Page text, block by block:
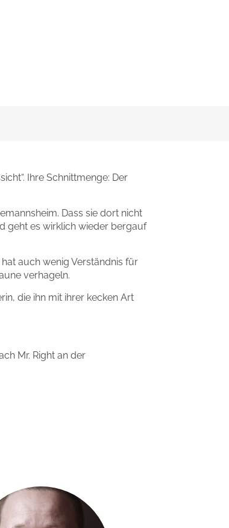
Ihre Schnittmenge: Der
Dass sie dort nicht
geht es wirklich wieder bergauf
auch wenig Verständnis für
verhageln.
die ihn mit ihrer kecken Art
Mr. Right an der